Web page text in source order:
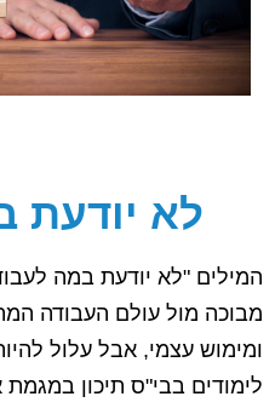
לא יודעת
המילים "לא יודעת במה
מבוכה מול עולם העבודה
ומימוש עצמי, אבל עלול
לימודים בבי"ס תיכון במגמת